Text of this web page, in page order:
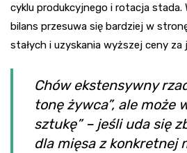
cyklu produkcyjnego i rotacja stada.
bilans przesuwa się bardziej w
stałych i uzyskania wyższej ceny
Chów ekstensywny
tonę żywca”, ale może
sztukę” – jeśli uda się
dla mięsa z konkretnej